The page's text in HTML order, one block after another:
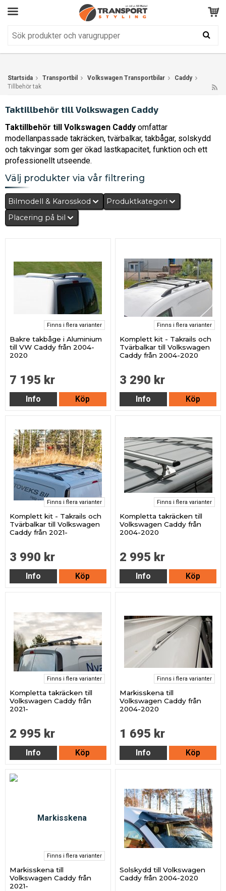
Kundservice
Startsida Transportbil Volkswagen Transportbilar
Caddy
Tillbehör tak
Taktillbehör till Volkswagen Caddy
Taktillbehör till Volkswagen Caddy omfattar
modellanpassade takräcken, tvärbalkar, takbågar, solskydd
och takvingar som ger ökad lastkapacitet, funktion och ett
professionellt utseende.
Välj produkter via vår filtrering
Bilmodell & Karosskod
Produktkategori
Placering på bil
Finns i flera varianter
Bakre takbåge i Aluminium
till VW Caddy från 2004-
2020
7 195 kr
Info Köp
Finns i flera varianter
Komplett kit - Takrails och
Tvärbalkar till Volkswagen
Caddy från 2004-2020
3 290 kr
Info Köp
Finns i flera varianter
Komplett kit - Takrails och
Tvärbalkar till Volkswagen
Caddy från 2021-
3 990 kr
Info Köp
Finns i flera varianter
Kompletta takräcken till
Volkswagen Caddy från
2004-2020
2 995 kr
Info Köp
Finns i flera varianter
Kompletta takräcken till
Volkswagen Caddy från
2021-
2 995 kr
Info Köp
Finns i flera varianter
Markisskena till
Volkswagen Caddy från
2004-2020
1 695 kr
Info Köp
Finns i flera varianter
Markisskena till
Volkswagen Caddy från
2021-
Solskydd till Volkswagen
Caddy från 2004-2020